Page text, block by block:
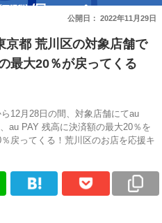
公開日： 2022年11月29日
京都 荒川区の対象店舗で
最大20％が戻ってくる
12月28日の間、対象店舗にてau
au PAY 残高に決済額の最大20％を
戻ってくる！荒川区のお店を応援キ